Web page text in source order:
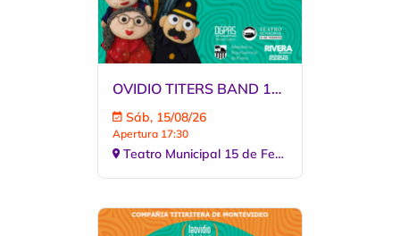
OVIDIO TITERS BAND 15.08 FUNCION 17:30
Sáb, 15/08/26
Apertura 17:30
Teatro Municipal 15 de Febrero